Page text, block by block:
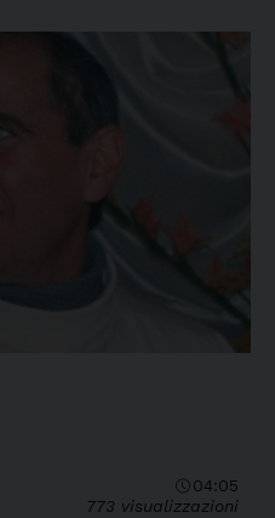
04:05
773 visualizzazioni